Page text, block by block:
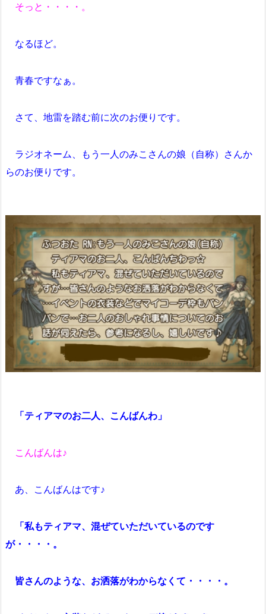
そっと・・・・。
なるほど。
青春ですなぁ。
さて、地雷を踏む前に次のお便りです。
ラジオネーム、もう一人のみこさんの娘（自称）さんか
らのお便りです。
「ティアマのお二人、こんばんわ」
こんばんは♪
あ、こんばんはです♪
「私もティアマ、混ぜていただいているのです
が・・・・。
皆さんのような、お洒落がわからなくて・・・・。